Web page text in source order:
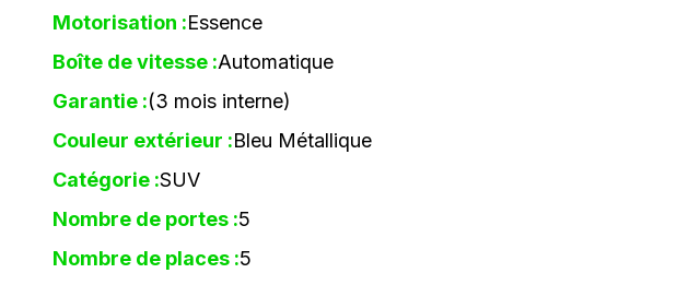
Motorisation :Essence
Boîte de vitesse :Automatique
Garantie :(3 mois interne)
Couleur extérieur :Bleu Métallique
Catégorie :SUV
Nombre de portes :5
Nombre de places :5